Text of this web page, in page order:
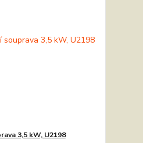
3,5 kW, U2198